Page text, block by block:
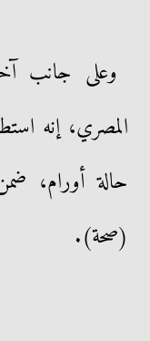
وعلى جانب
حالة أورام،
(صحة).